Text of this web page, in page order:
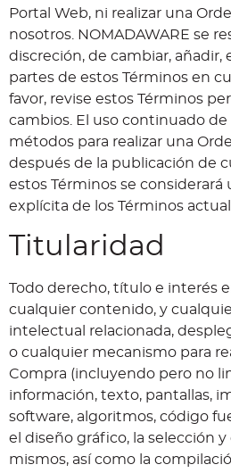
Portal Web, ni realizar una
nosotros. NOMADAWARE se
discreción, de cambiar,
partes de estos Términos en
favor, revise estos Términos
cambios. El uso continuado
métodos para realizar una
después de la publicación de
estos Términos se considerará
explícita de los Términos
Titularidad
Todo derecho, título e interés
cualquier contenido, y
intelectual relacionada,
o cualquier mecanismo para
Compra (incluyendo pero no
información, texto, pantallas,
software, algoritmos, código
el diseño gráfico, la selección
mismos, así como la